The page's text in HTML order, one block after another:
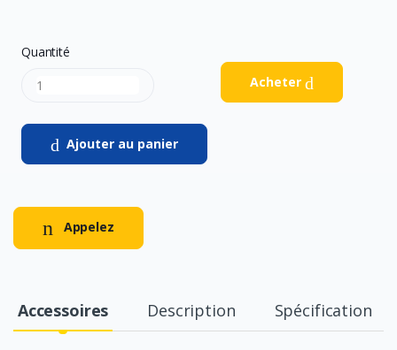
Quantité
Ajouter au panier
Acheter
Appelez
Accessoires Description Spécification